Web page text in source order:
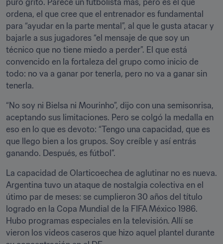
puro grito. Parece un futbolista más, pero es el que
ordena, el que cree que el entrenador es fundamental
para “ayudar en la parte mental”, al que le gusta atacar y
bajarle a sus jugadores “el mensaje de que soy un
técnico que no tiene miedo a perder”. El que está
convencido en la fortaleza del grupo como inicio de
todo: no va a ganar por tenerla, pero no va a ganar sin
tenerla.
“No soy ni Bielsa ni Mourinho”, dijo con una semisonrisa,
aceptando sus limitaciones. Pero se colgó la medalla en
eso en lo que es devoto: “Tengo una capacidad, que es
que llego bien a los grupos. Soy creíble y así entrás
ganando. Después, es fútbol”.
La capacidad de Olarticoechea de aglutinar no es nueva.
Argentina tuvo un ataque de nostalgia colectiva en el
útimo par de meses: se cumplieron 30 años del título
logrado en la Copa Mundial de la FIFA México 1986.
Hubo programas especiales en la televisión. Allí se
vieron los videos caseros que hizo aquel plantel durante